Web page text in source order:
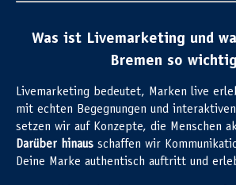
Was ist Livemarketing und
Bremen so
Livemarketing bedeutet, Marken live
mit echten Begegnungen und
setzen wir auf Konzepte, die Menschen
Darüber hinaus schaffen wir
Deine Marke authentisch auftritt und